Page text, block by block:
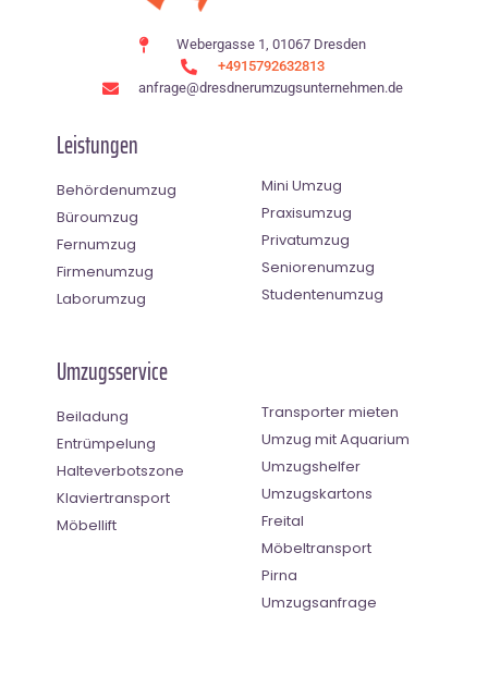
Webergasse 1, 01067 Dresden
+4915792632813
anfrage@dresdnerumzugsunternehmen.de
Leistungen
Behördenumzug
Büroumzug
Fernumzug
Firmenumzug
Laborumzug
Mini Umzug
Praxisumzug
Privatumzug
Seniorenumzug
Studentenumzug
Umzugsservice
Beiladung
Entrümpelung
Halteverbotszone
Klaviertransport
Möbellift
Transporter mieten
Umzug mit Aquarium
Umzugshelfer
Umzugskartons
Freital
Möbeltransport
Pirna
Umzugsanfrage